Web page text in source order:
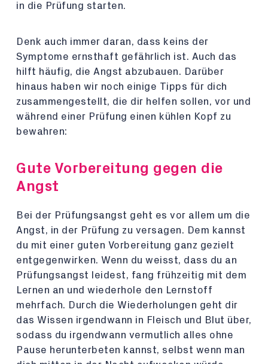
in die Prüfung starten.
Denk auch immer daran, dass keins der
Symptome ernsthaft gefährlich ist. Auch das
hilft häufig, die Angst abzubauen. Darüber
hinaus haben wir noch einige Tipps für dich
zusammengestellt, die dir helfen sollen, vor und
während einer Prüfung einen kühlen Kopf zu
bewahren:
Gute Vorbereitung gegen die
Angst
Bei der Prüfungsangst geht es vor allem um die
Angst, in der Prüfung zu versagen. Dem kannst
du mit einer guten Vorbereitung ganz gezielt
entgegenwirken. Wenn du weisst, dass du an
Prüfungsangst leidest, fang frühzeitig mit dem
Lernen an und wiederhole den Lernstoff
mehrfach. Durch die Wiederholungen geht dir
das Wissen irgendwann in Fleisch und Blut über,
sodass du irgendwann vermutlich alles ohne
Pause herunterbeten kannst, selbst wenn man